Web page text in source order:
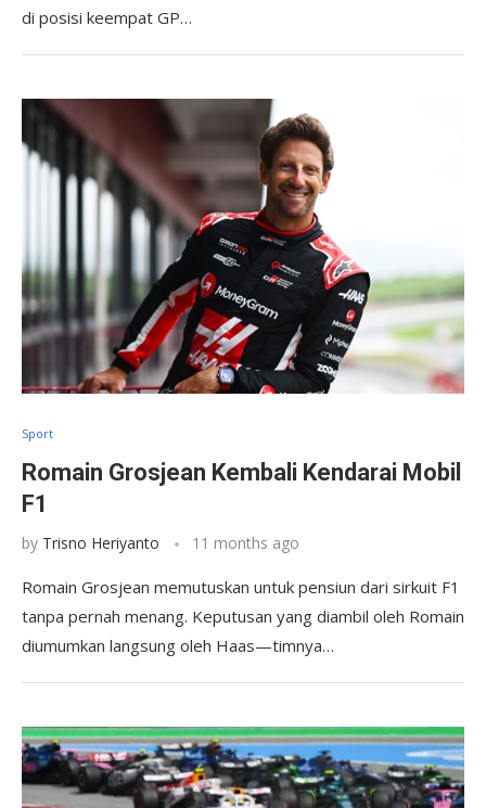
di posisi keempat GP…
Sport
Romain Grosjean Kembali Kendarai Mobil
F1
by Trisno Heriyanto 11 months ago
Romain Grosjean memutuskan untuk pensiun dari sirkuit F1
tanpa pernah menang. Keputusan yang diambil oleh Romain
diumumkan langsung oleh Haas—timnya…